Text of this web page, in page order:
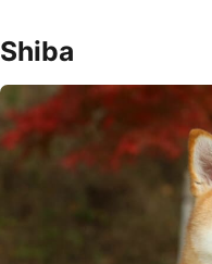
Shiba